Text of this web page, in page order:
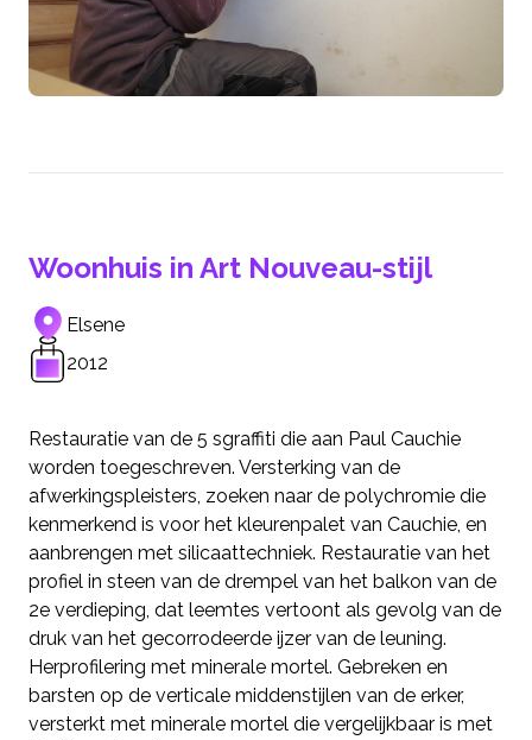
Woonhuis in Art Nouveau-stijl
Elsene
2012
Restauratie van de 5 sgraffiti die aan Paul Cauchie
worden toegeschreven. Versterking van de
afwerkingspleisters, zoeken naar de polychromie die
kenmerkend is voor het kleurenpalet van Cauchie, en
aanbrengen met silicaattechniek. Restauratie van het
profiel in steen van de drempel van het balkon van de
2e verdieping, dat leemtes vertoont als gevolg van de
druk van het gecorrodeerde ijzer van de leuning.
Herprofilering met minerale mortel. Gebreken en
barsten op de verticale middenstijlen van de erker,
versterkt met minerale mortel die vergelijkbaar is met